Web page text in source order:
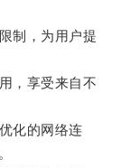
制，为用户提
，享受来自不
化的网络连